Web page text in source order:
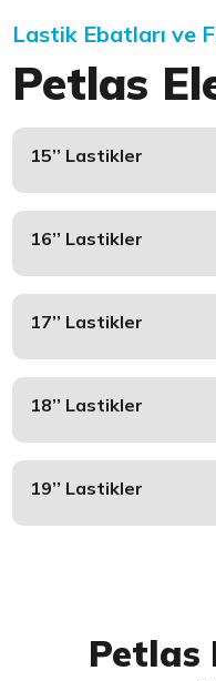
Lastik Ebatları ve
Petlas
15’’ Lastikler
16’’ Lastikler
17’’ Lastikler
18’’ Lastikler
19’’ Lastikler
Petlas